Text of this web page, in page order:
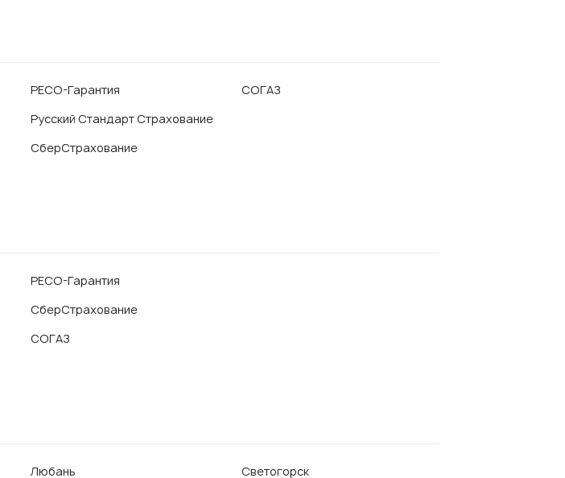
РЕСО-Гарантия
Русский Стандарт Страхование
СберСтрахование
СОГАЗ
РЕСО-Гарантия
СберСтрахование
СОГАЗ
Любань Светогорск